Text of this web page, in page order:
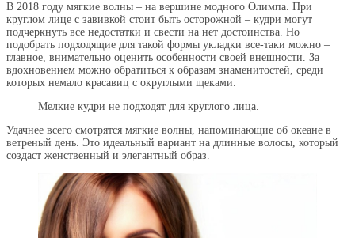
В 2018 году мягкие волны – на вершине модного Олимпа. При
круглом лице с завивкой стоит быть осторожной – кудри могут
подчеркнуть все недостатки и свести на нет достоинства. Но
подобрать подходящие для такой формы укладки все-таки можно –
главное, внимательно оценить особенности своей внешности. За
вдохновением можно обратиться к образам знаменитостей, среди
которых немало красавиц с округлыми щеками.
Мелкие кудри не подходят для круглого лица.
Удачнее всего смотрятся мягкие волны, напоминающие об океане в
ветреный день. Это идеальный вариант на длинные волосы, который
создаст женственный и элегантный образ.